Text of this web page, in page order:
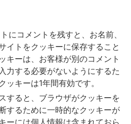
にコメントを残すと、お名前、
イトをクッキーに保存すること
キーは、お客様が別のコメント
力する必要がないようにするた
キーは1年間有効です。
すると、ブラウザがクッキーを
するために一時的なクッキーが